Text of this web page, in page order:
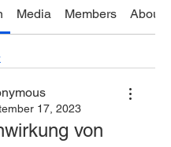
Media Members About
17, 2023
von